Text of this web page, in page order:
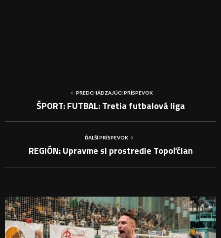
PREDCHÁDZAJÚCI PRÍSPEVOK
ŠPORT: FUTBAL: Tretia futbalová liga
ĎALŠÍ PRÍSPEVOK
REGIÓN: Upravme si prostredie Topoľčian